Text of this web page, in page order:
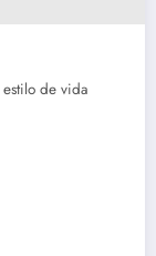
de vida